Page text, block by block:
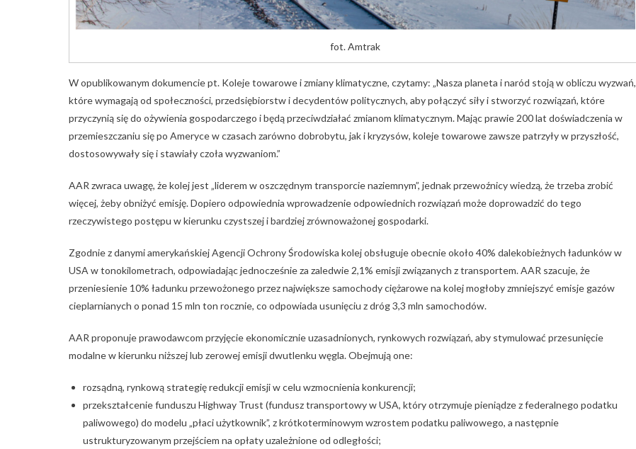
fot. Amtrak
W opublikowanym dokumencie pt. Koleje towarowe i zmiany klimatyczne, czytamy: „Nasza planeta i naród stoją w obliczu wyzwań,
które wymagają od społeczności, przedsiębiorstw i decydentów politycznych, aby połączyć siły i stworzyć rozwiązań, które
przyczynią się do ożywienia gospodarczego i będą przeciwdziałać zmianom klimatycznym. Mając prawie 200 lat doświadczenia w
przemieszczaniu się po Ameryce w czasach zarówno dobrobytu, jak i kryzysów, koleje towarowe zawsze patrzyły w przyszłość,
dostosowywały się i stawiały czoła wyzwaniom.”
AAR zwraca uwagę, że kolej jest „liderem w oszczędnym transporcie naziemnym”, jednak przewoźnicy wiedzą, że trzeba zrobić
więcej, żeby obniżyć emisję. Dopiero odpowiednia wprowadzenie odpowiednich rozwiązań może doprowadzić do tego
rzeczywistego postępu w kierunku czystszej i bardziej zrównoważonej gospodarki.
Zgodnie z danymi amerykańskiej Agencji Ochrony Środowiska kolej obsługuje obecnie około 40% dalekobieżnych ładunków w
USA w tonokilometrach, odpowiadając jednocześnie za zaledwie 2,1% emisji związanych z transportem. AAR szacuje, że
przeniesienie 10% ładunku przewożonego przez największe samochody ciężarowe na kolej mogłoby zmniejszyć emisje gazów
cieplarnianych o ponad 15 mln ton rocznie, co odpowiada usunięciu z dróg 3,3 mln samochodów.
AAR proponuje prawodawcom przyjęcie ekonomicznie uzasadnionych, rynkowych rozwiązań, aby stymulować przesunięcie
modalne w kierunku niższej lub zerowej emisji dwutlenku węgla. Obejmują one:
rozsądną, rynkową strategię redukcji emisji w celu wzmocnienia konkurencji;
przekształcenie funduszu Highway Trust (fundusz transportowy w USA, który otrzymuje pieniądze z federalnego podatku
paliwowego) do modelu „płaci użytkownik”, z krótkoterminowym wzrostem podatku paliwowego, a następnie
ustrukturyzowanym przejściem na opłaty uzależnione od odległości;